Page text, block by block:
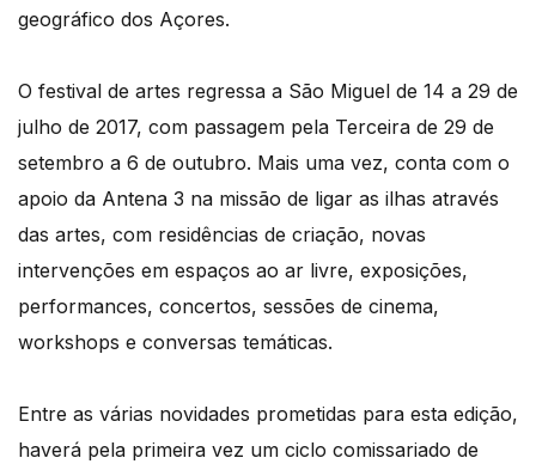
geográfico dos Açores.
O festival de artes regressa a São Miguel de 14 a 29 de
julho de 2017, com passagem pela Terceira de 29 de
setembro a 6 de outubro. Mais uma vez, conta com o
apoio da Antena 3 na missão de ligar as ilhas através
das artes, com residências de criação, novas
intervenções em espaços ao ar livre, exposições,
performances, concertos, sessões de cinema,
workshops e conversas temáticas.
Entre as várias novidades prometidas para esta edição,
haverá pela primeira vez um ciclo comissariado de